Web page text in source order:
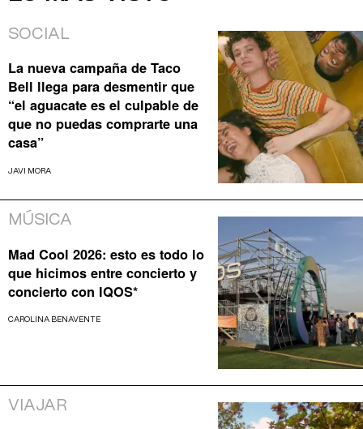
SOCIAL
La nueva campaña de Taco
Bell llega para desmentir que
“el aguacate es el culpable de
que no puedas comprarte una
casa”
JAVI MORA
MÚSICA
Mad Cool 2026: esto es todo lo
que hicimos entre concierto y
concierto con IQOS*
CAROLINA BENAVENTE
VIAJAR